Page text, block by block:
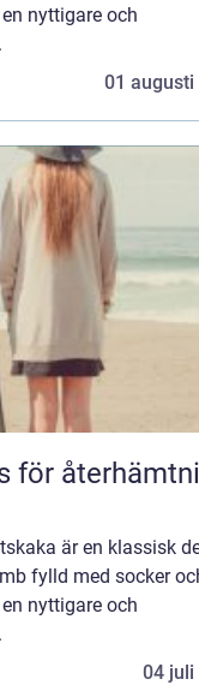
nyttigare och
01 augusti
är en klassisk
fylld med socker
nyttigare och
04 juli